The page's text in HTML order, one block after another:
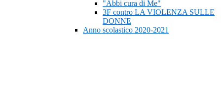
"Abbi cura di Me"
3F contro LA VIOLENZA SULLE
DONNE
Anno scolastico 2020-2021